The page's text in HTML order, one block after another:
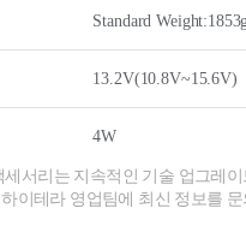
Standard
13.2V(10.8V~15.6V)
4W
서리는 지속적인 기술 업그레
이테라 영업팀에 최신 정보를